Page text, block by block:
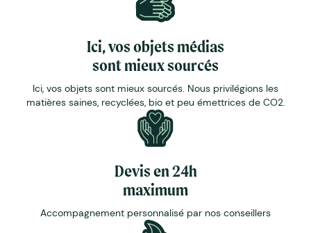
Ici, vos objets médias
sont mieux sourcés
Ici, vos objets sont mieux sourcés. Nous privilégions les
matières saines, recyclées, bio et peu émettrices de CO2.
Devis en 24h
maximum
Accompagnement personnalisé par nos conseillers